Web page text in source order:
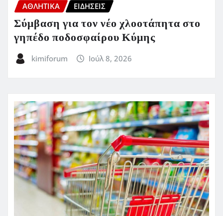
ΑΘΛΗΤΙΚΑ ΕΙΔΗΣΕΙΣ
Σύμβαση για τον νέο χλοοτάπητα στο
γηπέδο ποδοσφαίρου Κύμης
kimiforum Ιούλ 8, 2026